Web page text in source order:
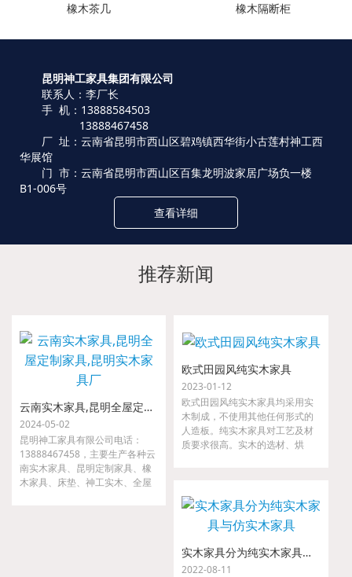
橡木茶几 橡木隔断柜
昆明神工家具集团有限公司
联系人：李厂长
手 机：13888584503
13888467458
厂 址：云南省昆明市西山区碧鸡镇西华街小古莲村神工西
华展馆
门 市：云南省昆明市西山区百集龙明波家居广场负一楼
B1-006号
查看详细
推荐新闻
云南实木家具,昆明全屋定制家具,昆明实木家具厂
2024-05-02
昆明神工家具有限公司电话：
13888467458，主要生产各种云
南实木家具、昆明定制家具、橡
木家具、床垫、神工实木、全屋
欧式田园风纯实木家具
2023-01-12
欧式田园风纯实木家具均采用实
木制成，不使用其他任何形式的
人造板。纯实木家具对工艺及材
质要求很高。实木的选材、烘
象，大则整套家具变形，以至无
法使用。
实木家具分为纯实木家具与仿实木家具
2022-08-11